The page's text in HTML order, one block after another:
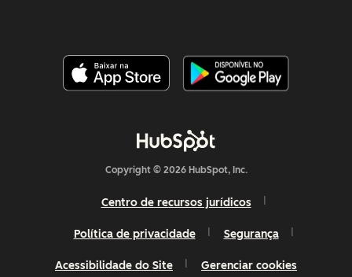
Copyright © 2026 HubSpot, Inc.
Centro de recursos jurídicos
Política de privacidade Segurança
Acessibilidade do Site Gerenciar cookies